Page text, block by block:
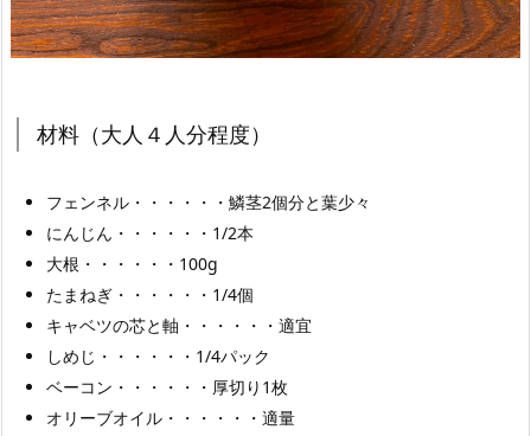
材料（大人４人分程度）
フェンネル・・・・・・鱗茎2個分と葉少々
にんじん・・・・・・1/2本
大根・・・・・・100g
たまねぎ・・・・・・1/4個
キャベツの芯と軸・・・・・・適宜
しめじ・・・・・・1/4パック
ベーコン・・・・・・厚切り1枚
オリーブオイル・・・・・・適量